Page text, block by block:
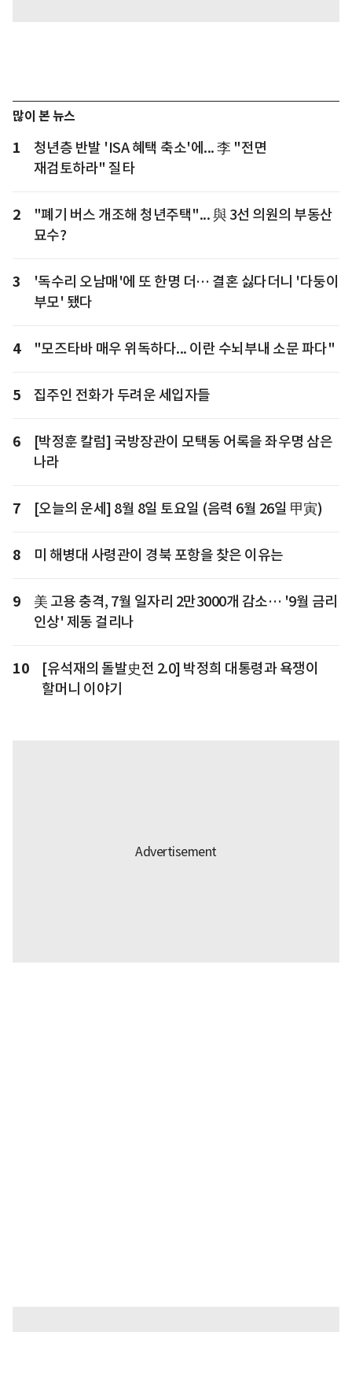
많이 본 뉴스
1
청년층 반발 'ISA 혜택 축소'에... 李 "전면
재검토하라" 질타
2
"폐기 버스 개조해 청년주택"... 與 3선 의원의 부동산
묘수?
3
'독수리 오남매'에 또 한명 더… 결혼 싫다더니 '다둥이
부모' 됐다
4 "모즈타바 매우 위독하다... 이란 수뇌부내 소문 파다"
5 집주인 전화가 두려운 세입자들
6
[박정훈 칼럼] 국방장관이 모택동 어록을 좌우명 삼은
나라
7 [오늘의 운세] 8월 8일 토요일 (음력 6월 26일 甲寅)
8 미 해병대 사령관이 경북 포항을 찾은 이유는
9
美 고용 충격, 7월 일자리 2만3000개 감소… '9월 금리
인상' 제동 걸리나
10
[유석재의 돌발史전 2.0] 박정희 대통령과 욕쟁이
할머니 이야기